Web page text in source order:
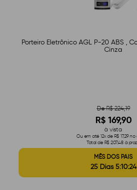
Porteiro Eletrônico AGL P-20 ABS ,
Cinza
De R$ 224,19
R$ 169,90
à vista
Ou em até 12x de R$ 17,29
Total de R$ 207,48 à
MÊS DOS PAIS
25 Dias 5:10:23